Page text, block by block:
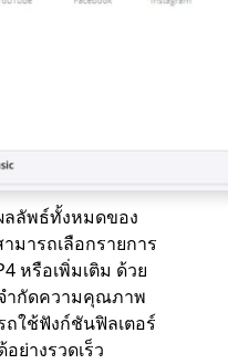
ลลัพธ์ทั้งหมดของ
ารถเลือกรายการ
หรือเพิ่มเติม ด้วย
ำกัดความคุณภาพ
ใช้ฟังก์ชันฟิลเตอร์
ย่างรวดเร็ว